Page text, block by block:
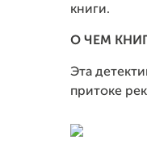
книги.
О ЧЕМ
Эта
притоке